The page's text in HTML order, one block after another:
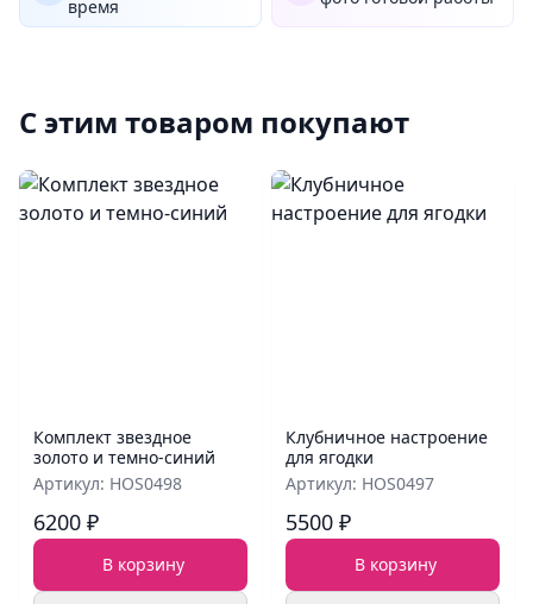
время
С этим товаром покупают
Комплект звездное
золото и темно-синий
Артикул: HOS0498
6200 ₽
В корзину
Клубничное настроение
для ягодки
Артикул: HOS0497
5500 ₽
В корзину